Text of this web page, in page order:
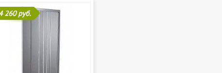
260 руб.